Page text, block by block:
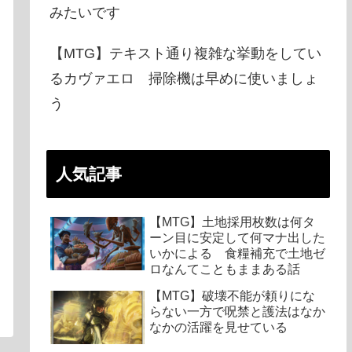
みたいです
【MTG】テキスト通り複雑な挙動をしてい
るカヴァエロ 掃除機は早めに使いましょ
う
人気記事
【MTG】土地採用枚数は何タ
ーン目に安定して何マナ出した
いかによる 食糧補充で土地ゼ
ロなんてこともままある話
【MTG】破壊不能が頼りにな
らない一方で呪禁と護法はなか
なかの活躍を見せている